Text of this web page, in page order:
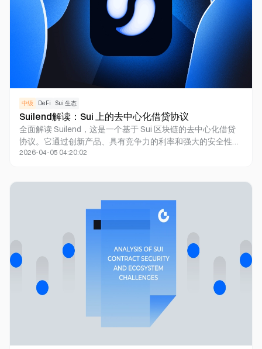
中级 DeFi Sui 生态
Suilend解读：Sui 上的去中心化借贷协议
全面解读 Suilend，这是一个基于 Sui 区块链的去中心化借贷
协议。它通过创新产品、具有竞争力的利率和强大的安全性，
彻底改变了加密货币的借贷方式。
2026-04-05 04:20:02